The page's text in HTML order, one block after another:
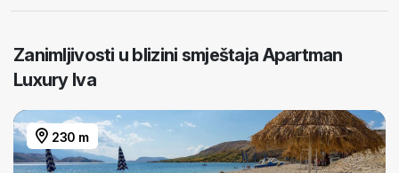
Zanimljivosti u blizini smještaja Apartman
Luxury Iva
230 m